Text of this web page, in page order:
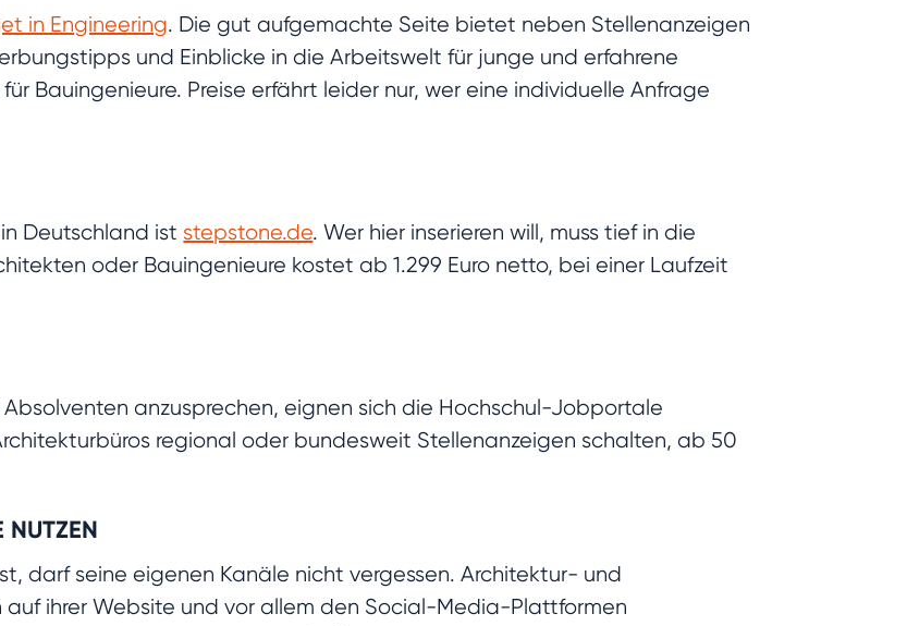
in Engineering. Die gut aufgemachte Seite bietet neben Stellenanzeigen
und Einblicke in die Arbeitswelt für junge und erfahrene
Bauingenieure. Preise erfährt leider nur, wer eine individuelle Anfrage
Deutschland ist stepstone.de. Wer hier inserieren will, muss tief in die
oder Bauingenieure kostet ab 1.299 Euro netto, bei einer Laufzeit
anzusprechen, eignen sich die Hochschul-Jobportale
regional oder bundesweit Stellenanzeigen schalten, ab 50
NUTZEN
darf seine eigenen Kanäle nicht vergessen. Architektur- und
ihrer Website und vor allem den Social-Media-Plattformen